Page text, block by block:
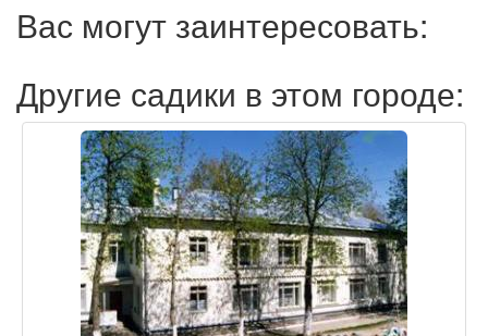
Вас могут заинтересовать:
Другие садики в этом городе: